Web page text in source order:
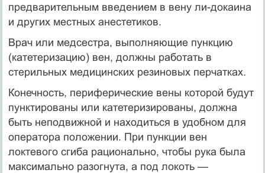
предварительным введением в вену ли-докаина
и других местных анестетиков.
Врач или медсестра, выполняющие пункцию
(катетеризацию) вен, должны работать в
стерильных медицинских резиновых перчатках.
Конечность, периферические вены которой будут
пунктированы или катетеризированы, должна
быть неподвижной и находиться в удобном для
оператора положении. При пункции вен
локтевого сгиба ра­ционально, чтобы рука была
максимально разогнута, а под локоть —